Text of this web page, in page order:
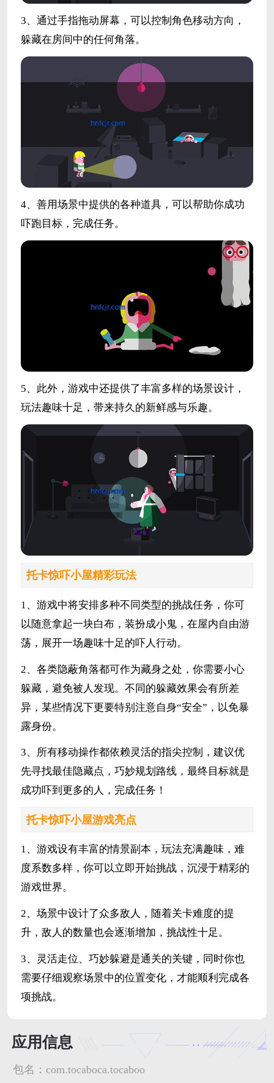
3、通过手指拖动屏幕，可以控制角色移动方向，
躲藏在房间中的任何角落。
4、善用场景中提供的各种道具，可以帮助你成功
吓跑目标，完成任务。
5、此外，游戏中还提供了丰富多样的场景设计，
玩法趣味十足，带来持久的新鲜感与乐趣。
托卡惊吓小屋精彩玩法
1、游戏中将安排多种不同类型的挑战任务，你可
以随意拿起一块白布，装扮成小鬼，在屋内自由游
荡，展开一场趣味十足的吓人行动。
2、各类隐蔽角落都可作为藏身之处，你需要小心
躲藏，避免被人发现。不同的躲藏效果会有所差
异，某些情况下更要特别注意自身“安全”，以免暴
露身份。
3、所有移动操作都依赖灵活的指尖控制，建议优
先寻找最佳隐藏点，巧妙规划路线，最终目标就是
成功吓到更多的人，完成任务！
托卡惊吓小屋游戏亮点
1、游戏设有丰富的情景副本，玩法充满趣味，难
度系数多样，你可以立即开始挑战，沉浸于精彩的
游戏世界。
2、场景中设计了众多敌人，随着关卡难度的提
升，敌人的数量也会逐渐增加，挑战性十足。
3、灵活走位、巧妙躲避是通关的关键，同时你也
需要仔细观察场景中的位置变化，才能顺利完成各
项挑战。
应用信息
包名： com.tocaboca.tocaboo